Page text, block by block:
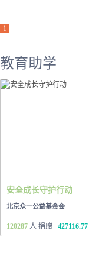
1
教育助学
安全成长守护行动
北京众一公益基金会
120287 人 捐赠 427116.77